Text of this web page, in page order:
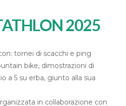
2025
tornei di scacchi e ping
bike, dimostrazioni di
a 5 su erba, giunto alla sua
in collaborazione con